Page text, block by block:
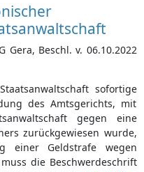
Gera, Beschl. v. 06.10.2022
sofortige
des Amtsgerichts, mit
gegen eine
zurückgewiesen wurde,
einer Geldstrafe wegen
die Beschwerdeschrift